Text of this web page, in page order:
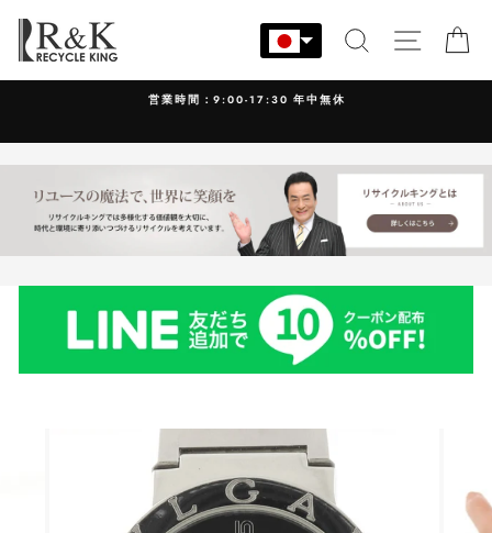
ン
す
検索 サイト
営業時間：9:00-17:30 年中無休